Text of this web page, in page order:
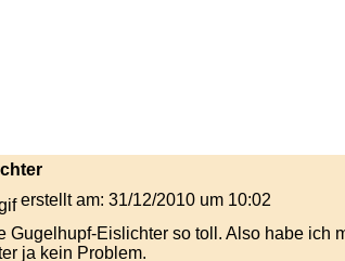
erstellt am: 31/12/2010 um 10:02
Gugelhupf-Eislichter so toll. Also habe ich
ja kein Problem.